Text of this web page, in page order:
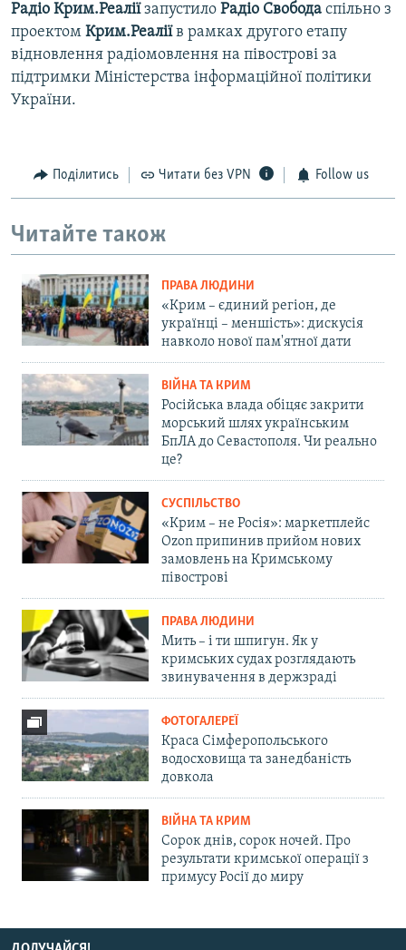
Радіо Крим.Реаліїзапустило Радіо Свобода спільно з
проектом Крим.Реаліїв рамках другого етапу
відновлення радіомовлення на півострові за
підтримки Міністерства інформаційної політики
України.
Поділитись Читати без VPN Follow us
Читайте також
ПРАВА ЛЮДИНИ
«Крим – єдиний регіон, де
українці – меншість»: дискусія
навколо нової пам'ятної дати
ВІЙНА ТА КРИМ
Російська влада обіцяє закрити
морський шлях українським
БпЛА до Севастополя. Чи реально
це?
СУСПІЛЬСТВО
«Крим – не Росія»: маркетплейс
Ozon припинив прийом нових
замовлень на Кримському
півострові
ПРАВА ЛЮДИНИ
Мить – і ти шпигун. Як у
кримських судах розглядають
звинувачення в держзраді
ФОТОГАЛЕРЕЇ
Краса Сімферопольського
водосховища та занедбаність
довкола
ВІЙНА ТА КРИМ
Сорок днів, сорок ночей. Про
результати кримської операції з
примусу Росії до миру